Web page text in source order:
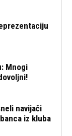
Mnogi
navijači
iz kluba